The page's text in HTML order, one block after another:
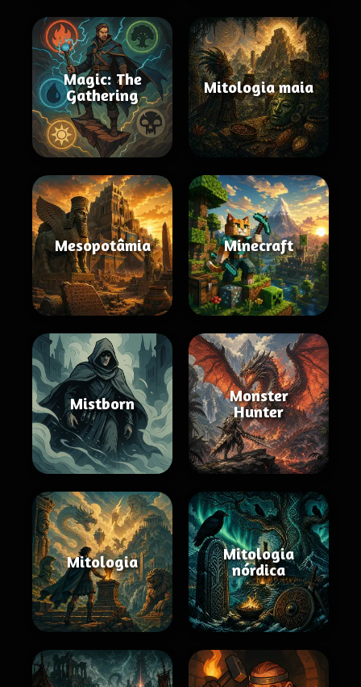
Magic: The
Gathering
Mitologia maia
Mesopotâmia Minecraft
Mistborn
Monster
Hunter
Mitologia
Mitologia
nórdica